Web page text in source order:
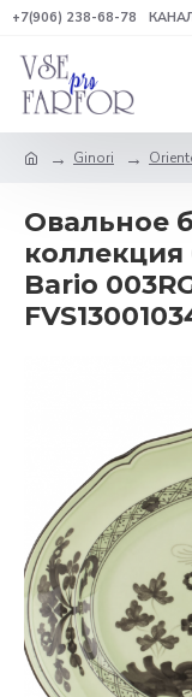
+7(906) 238-68-78
Ginori
Овальное
Bario